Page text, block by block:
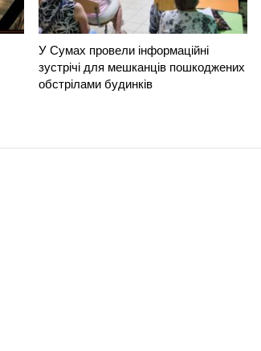
У Сумах провели інформаційні
зустрічі для мешканців пошкоджених
обстрілами будинків